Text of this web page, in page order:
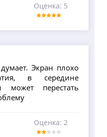
Оценка: 5
Экран плохо
в середине
может перестать
Оценка: 2